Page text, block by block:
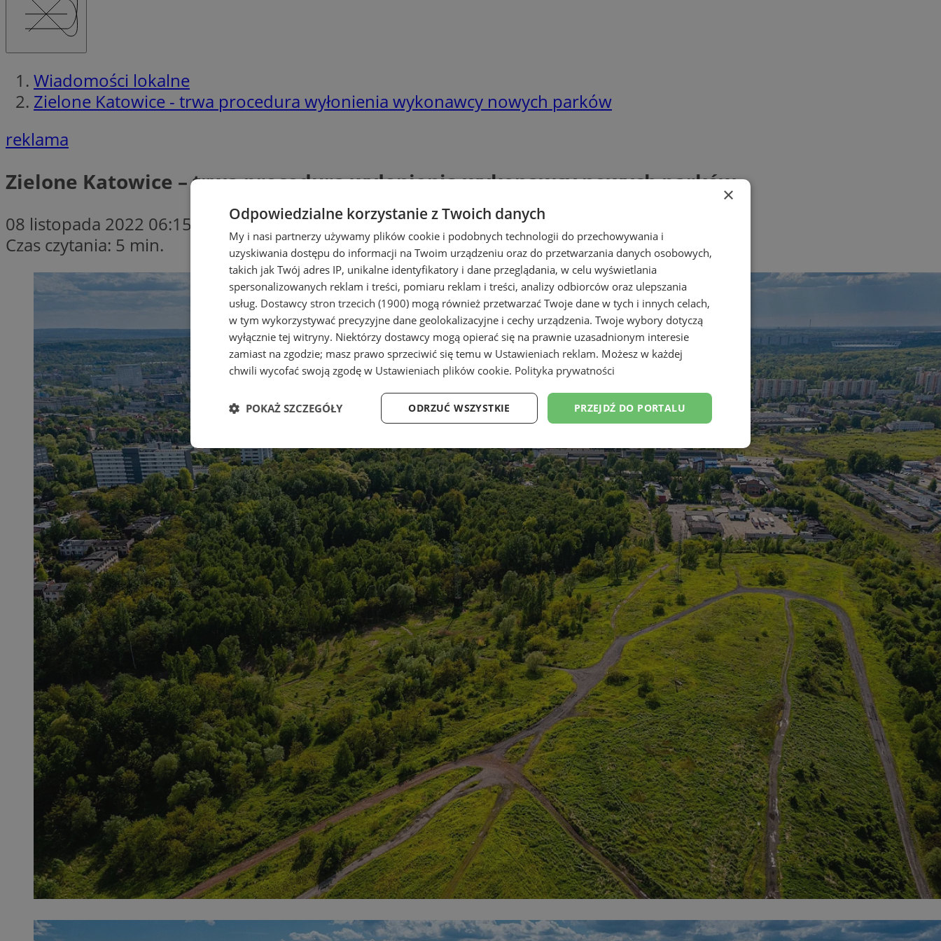
Wiadomości lokalne
Zielone Katowice - trwa procedura wyłonienia wykonawcy nowych parków
reklama
Zielone Katowice – trwa procedura wyłonienia wykonawcy nowych parków
08 listopada 2022 06:15
Czas czytania: 5 min.
×
Odpowiedzialne korzystanie z Twoich danych
My i nasi partnerzy używamy plików cookie i podobnych technologii do przechowywania i
uzyskiwania dostępu do informacji na Twoim urządzeniu oraz do przetwarzania danych osobowych,
takich jak Twój adres IP, unikalne identyfikatory i dane przeglądania, w celu wyświetlania
spersonalizowanych reklam i treści, pomiaru reklam i treści, analizy odbiorców oraz ulepszania
usług. Dostawcy stron trzecich (1900) mogą również przetwarzać Twoje dane w tych i innych celach,
w tym wykorzystywać precyzyjne dane geolokalizacyjne i cechy urządzenia. Twoje wybory dotyczą
wyłącznie tej witryny. Niektórzy dostawcy mogą opierać się na prawnie uzasadnionym interesie
zamiast na zgodzie; masz prawo sprzeciwić się temu w Ustawieniach reklam. Możesz w każdej
chwili wycofać swoją zgodę w Ustawieniach plików cookie. Polityka prywatności
PRZEJDŹ DO PORTALU
ODRZUĆ WSZYSTKIE
POKAŻ SZCZEGÓŁY
Niezbędne Wydajność Targetowanie Funkcjonalność Niesklasyfikowane
Niezbędne Wydajność Targetowanie Funkcjonalność Niesklasyfikowane
Niezbędne pliki cookie umożliwiają korzystanie z podstawowych funkcji strony internetowej, takich jak logowanie użytkownika i
zarządzanie kontem. Bez niezbędnych plików cookie nie można prawidłowo korzystać ze strony internetowej.
Nazwa
Provider
Domena
Okres
przechowywania
Opis
SessID mojekatowice.pl 1 rok
Ten plik cookie przechowuje identyfikator sesji.
QeSessID
mojekatowice.pl 1 rok
Ten plik cookie przechowuje identyfikator sesji.
MvSessID
mojekatowice.pl 1 rok
Ten plik cookie przechowuje identyfikator sesji.
__cf_bm
Cloudflare Inc.
.temu.com
29 minut 56
sekund
Ten plik cookie służy do rozróżniania ludzi i botów.
Jest to korzystne dla strony internetowej, ponieważ
umożliwia tworzenie ważnych raportów na temat
korzystania z jej witryny internetowej.
VISITOR_PRIVACY_METADATA
YouTube
.youtube.com
5 miesięcy 4
tygodnie
Ten plik cookie przechowuje informacje o zgodzie
użytkownika oraz jego preferencjach dotyczących
prywatności podczas korzystania z witryny. Rejestruje
wybory dotyczące polityki prywatności i ustawień
zgody, zapewniając ich przestrzeganie w kolejnych
wizytach. Dzięki temu użytkownik nie musi ponownie
konfigurować swoich preferencji, co zwiększa wygodę
i zgodność z regulacjami ochrony danych.
__cf_bm
Cloudflare Inc.
.twitter.com
29 minut 53
sekundy
Ten plik cookie służy do rozróżniania ludzi i botów.
Jest to korzystne dla strony internetowej, ponieważ
umożliwia tworzenie ważnych raportów na temat
korzystania z jej witryny internetowej.
CookieScriptConsent
CookieScript
mojekatowice.pl
4 tygodnie 2 dni
Ten plik cookie jest używany przez usługę Cookie-
Script.com do zapamiętywania preferencji
to konieczne, aby baner cookie Cookie-Script.com
działał poprawnie.
Google Privacy Policy